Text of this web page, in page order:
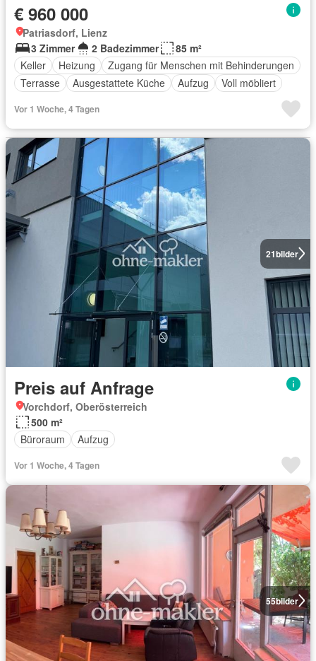
€ 960 000
Patriasdorf, Lienz
3 Zimmer
2 Badezimmer
85 m²
Keller
Heizung
Zugang für Menschen mit Behinderungen
Terrasse
Ausgestattete Küche Aufzug Voll möbliert
Vor 1 Woche, 4 Tagen
21bilder
Preis auf Anfrage
Vorchdorf, Oberösterreich
500 m²
Büroraum
Aufzug
Vor 1 Woche, 4 Tagen
55bilder